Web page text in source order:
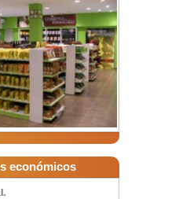
económicos